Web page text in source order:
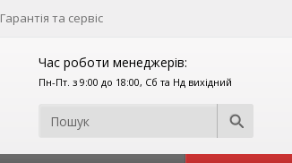
Гарантія та сервіс
Час роботи менеджерів:
Пн-Пт. з 9:00 до 18:00, Сб та Нд вихідний